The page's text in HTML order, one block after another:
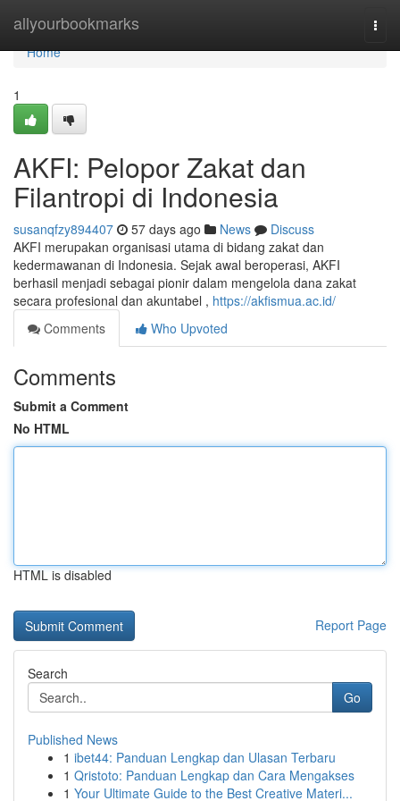
allyourbookmarks
Home
Home
1
AKFI: Pelopor Zakat dan
Filantropi di Indonesia
susanqfzy894407 57 days ago News
Discuss
AKFI merupakan organisasi utama di bidang zakat dan
kedermawanan di Indonesia. Sejak awal beroperasi, AKFI
berhasil menjadi sebagai pionir dalam mengelola dana zakat
secara profesional dan akuntabel , https://akfismua.ac.id/
Comments
Who Upvoted
Comments
Submit a Comment
No HTML
HTML is disabled
Report Page
Search
Go
Published News
1 ibet44: Panduan Lengkap dan Ulasan Terbaru
1 Qristoto: Panduan Lengkap dan Cara Mengakses
1 Your Ultimate Guide to the Best Creative Materi...